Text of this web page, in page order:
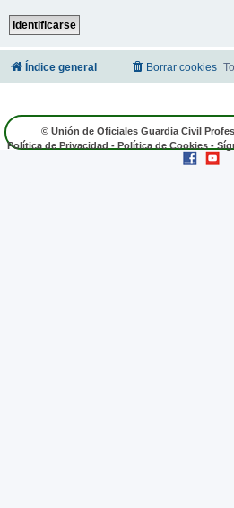
Índice general Borrar cookies
© Unión de Oficiales Guardia Civil
Política de Privacidad - Política de Cookies -